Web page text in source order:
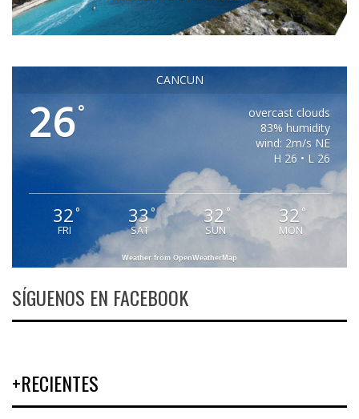
CANCUN
26°
overcast clouds
83% humidity
wind: 2m/s NE
H 26 • L 26
32°
FRI
33°
SAT
32 °
SUN
32 °
MON
Weather from OpenWeatherMap
SÍGUENOS EN FACEBOOK
+RECIENTES